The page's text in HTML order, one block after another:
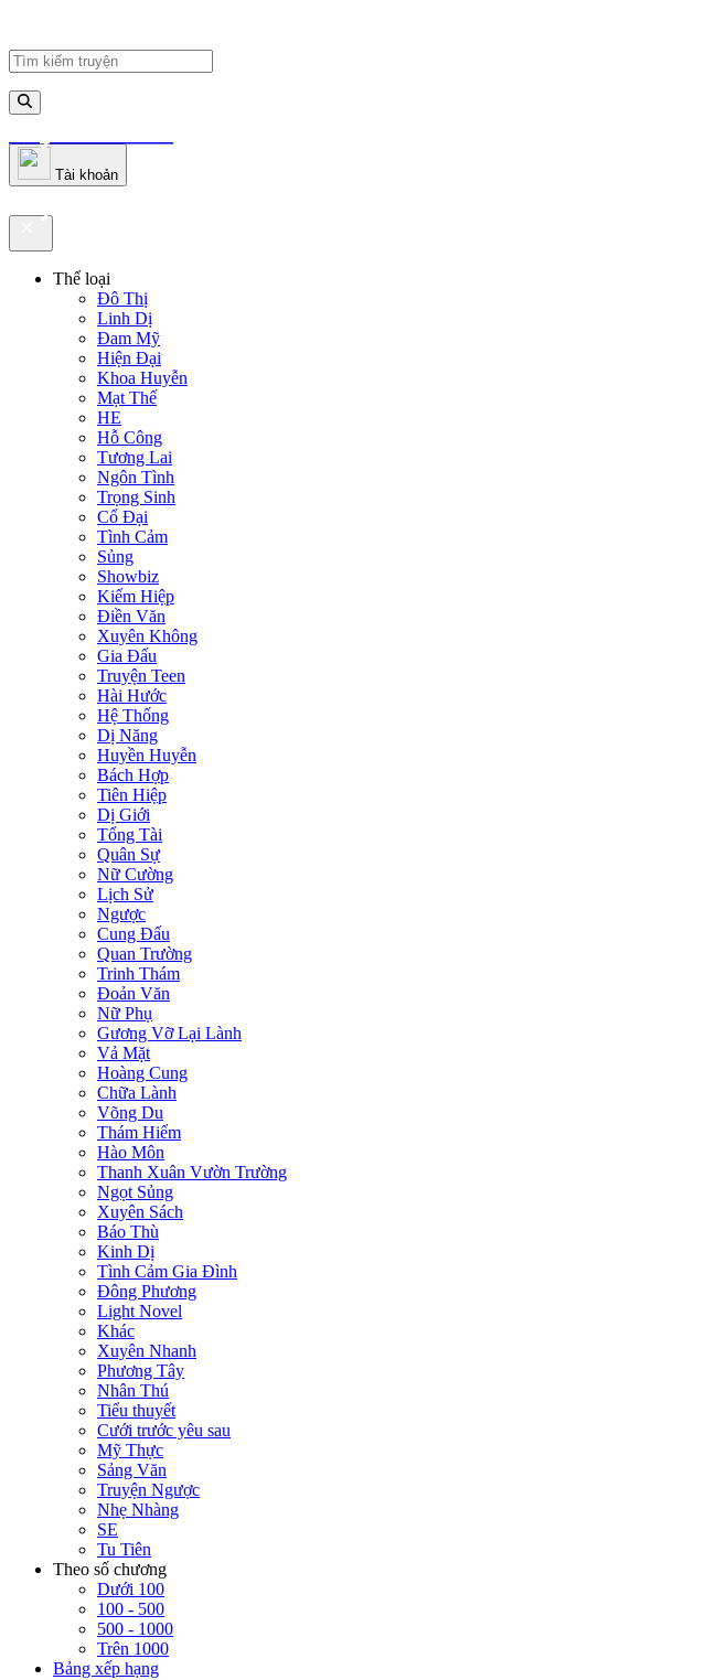
truyenfullz.com
Tài khoản
truyenfullz.com
Thể loại
Đô Thị
Linh Dị
Đam Mỹ
Hiện Đại
Khoa Huyễn
Mạt Thế
HE
Hỗ Công
Tương Lai
Ngôn Tình
Trọng Sinh
Cổ Đại
Tình Cảm
Sủng
Showbiz
Kiếm Hiệp
Điền Văn
Xuyên Không
Gia Đấu
Truyện Teen
Hài Hước
Hệ Thống
Dị Năng
Huyền Huyễn
Bách Hợp
Tiên Hiệp
Dị Giới
Tổng Tài
Quân Sự
Nữ Cường
Lịch Sử
Ngược
Cung Đấu
Quan Trường
Trinh Thám
Đoản Văn
Nữ Phụ
Gương Vỡ Lại Lành
Vả Mặt
Hoàng Cung
Chữa Lành
Võng Du
Thám Hiểm
Hào Môn
Thanh Xuân Vườn Trường
Ngọt Sủng
Xuyên Sách
Báo Thù
Kinh Dị
Tình Cảm Gia Đình
Đông Phương
Light Novel
Khác
Xuyên Nhanh
Phương Tây
Nhân Thú
Tiểu thuyết
Cưới trước yêu sau
Mỹ Thực
Sảng Văn
Truyện Ngược
Nhẹ Nhàng
SE
Tu Tiên
Theo số chương
Dưới 100
100 - 500
500 - 1000
Trên 1000
Bảng xếp hạng